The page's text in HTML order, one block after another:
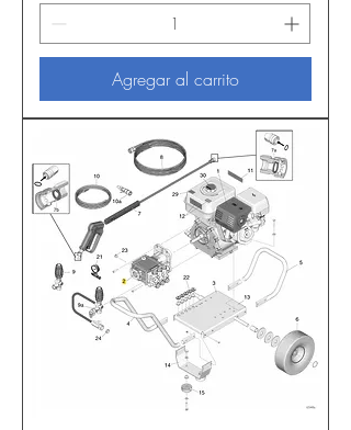
Agregar al carrito